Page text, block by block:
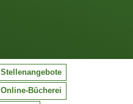
Stellenangebote
Online-Bücherei